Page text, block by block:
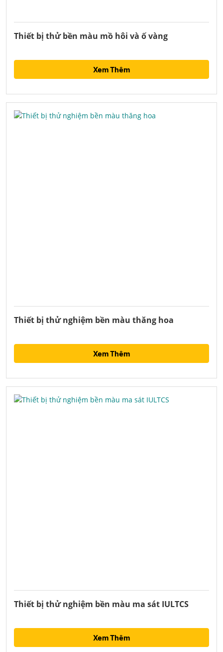
Thiết bị thử bền màu mồ hôi và ố vàng
Xem Thêm
Thiết bị thử nghiệm bền màu thăng hoa
Xem Thêm
Thiết bị thử nghiệm bền màu ma sát IULTCS
Xem Thêm